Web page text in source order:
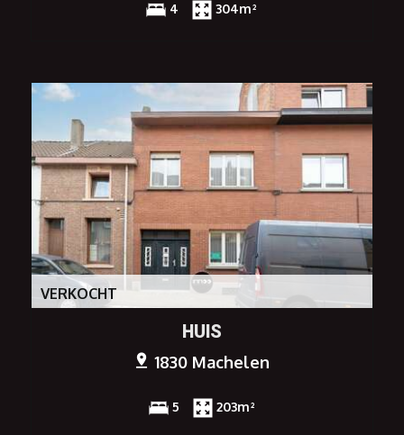
4 304m²
VERKOCHT
HUIS
1830 Machelen
5 203m²